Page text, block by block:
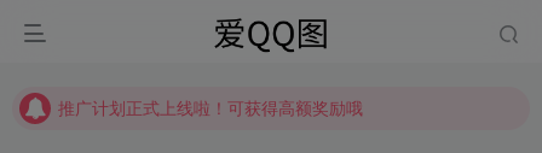
推广计划正式上线啦！可获得高额奖励哦
推广计划正式上线啦！可获得高额奖励哦